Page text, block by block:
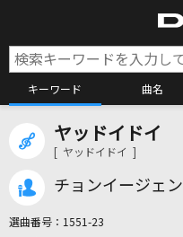
キーワード 曲名
ヤッドイドイ
[ ヤッドイドイ ]
チョンイージェン
選曲番号： 1551-23